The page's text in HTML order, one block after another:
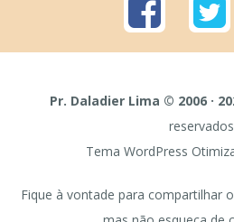
Pr. Daladier Lima © 2006 ·
Tema WordPress
Fique à vontade para compartilhar